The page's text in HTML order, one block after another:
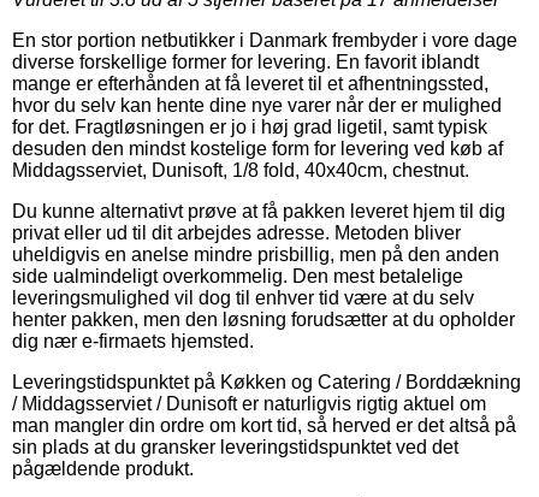
En stor portion netbutikker i Danmark frembyder i vore dage
diverse forskellige former for levering. En favorit iblandt
mange er efterhånden at få leveret til et afhentningssted,
hvor du selv kan hente dine nye varer når der er mulighed
for det. Fragtløsningen er jo i høj grad ligetil, samt typisk
desuden den mindst kostelige form for levering ved køb af
Middagsserviet, Dunisoft, 1/8 fold, 40x40cm, chestnut.
Du kunne alternativt prøve at få pakken leveret hjem til dig
privat eller ud til dit arbejdes adresse. Metoden bliver
uheldigvis en anelse mindre prisbillig, men på den anden
side ualmindeligt overkommelig. Den mest betalelige
leveringsmulighed vil dog til enhver tid være at du selv
henter pakken, men den løsning forudsætter at du opholder
dig nær e-firmaets hjemsted.
Leveringstidspunktet på Køkken og Catering / Borddækning
/ Middagsserviet / Dunisoft er naturligvis rigtig aktuel om
man mangler din ordre om kort tid, så herved er det altså på
sin plads at du gransker leveringstidspunktet ved det
pågældende produkt.